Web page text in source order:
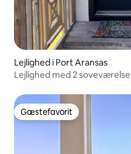
Lejlighed i Port Aransas
Lejlighed med 2
Gæstefavorit
Gæstefavorit